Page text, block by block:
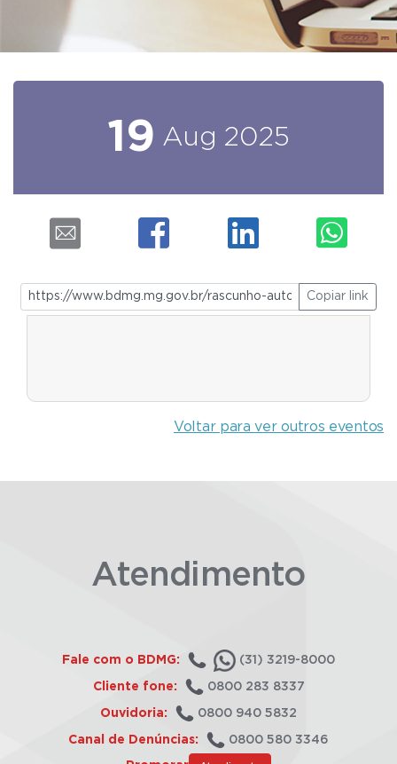
19 Aug 2025
Copiar link
Voltar para ver outros eventos
Atendimento
Fale com o BDMG: (31) 3219-8000
Cliente fone: 0800 283 8337
Ouvidoria: 0800 940 5832
Canal de Denúncias: 0800 580 3346